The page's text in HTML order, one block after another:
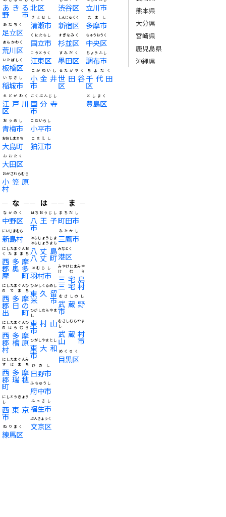
あきる
野市
足立区
あだちく
荒川区
あらかわく
板橋区
いたばしく
稲城市
いなぎし
江戸川
区
えどがわく
青梅市
おうめし
大島町
おおしままち
大田区
おおたく
小笠原
村
おがさわらむら
北区
清瀬市
きよせし
国立市
くにたちし
江東区
こうとうく
小金井
市
こがねいし
国分寺
市
こくぶんじし
小平市
こだいらし
狛江市
こまえし
渋谷区
新宿区
しんじゅくく
杉並区
すぎなみく
墨田区
すみだく
世田谷
区
せたがやく
立川市
多摩市
たまし
中央区
ちゅうおうく
調布市
ちょうふし
千代田
区
ちよだく
豊島区
としまく
な
中野区
なかのく
新島村
にいじまむら
西多摩
郡奥多
摩町
にしたまぐんお
くたままち
西多摩
郡日の
出町
にしたまぐんひ
のでまち
西多摩
郡檜原
村
にしたまぐんひ
のはらむら
西多摩
郡瑞穂
町
にしたまぐんみ
ずほまち
西東京
市
にしとうきょう
し
練馬区
ねりまく
は
八王子
市
はちおうじし
八丈島
八丈町
はちじょうじま
はちじょうまち
羽村市
はむらし
東久留
米市
ひがしくるめし
東村山
市
ひがしむらやま
し
東大和
市
ひがしやまとし
日野市
ひのし
府中市
ふちゅうし
福生市
ふっさし
文京区
ぶんきょうく
ま
町田市
まちだし
三鷹市
みたかし
港区
みなとく
三宅島
三宅村
みやけじまみや
けむら
武蔵野
市
むさしのし
武蔵村
山市
むさしむらやま
し
目黒区
めぐろく
熊本県
大分県
宮崎県
鹿児島県
沖縄県